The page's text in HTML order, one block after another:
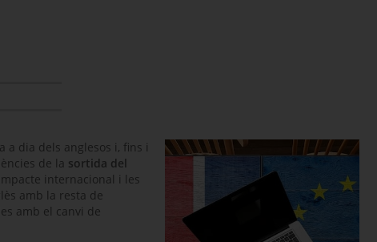
a dia dels anglesos i, fins i
de la sortida del
internacional i les
amb la resta de
amb el canvi de